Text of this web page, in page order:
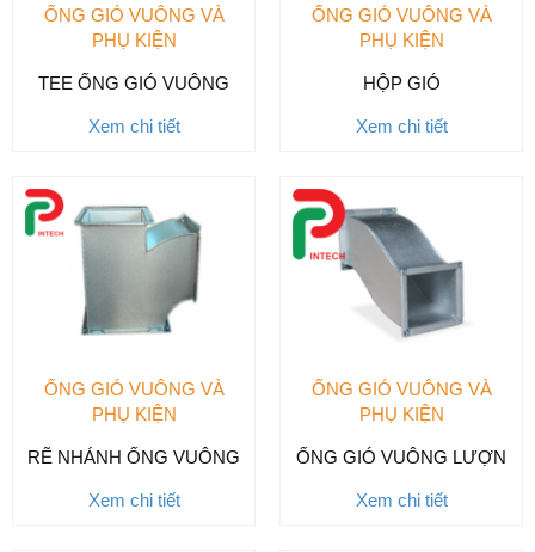
ỐNG GIÓ VUÔNG VÀ
PHỤ KIỆN
TEE ỐNG GIÓ VUÔNG
Xem chi tiết
ỐNG GIÓ VUÔNG VÀ
PHỤ KIỆN
HỘP GIÓ
Xem chi tiết
ỐNG GIÓ VUÔNG VÀ
PHỤ KIỆN
RẼ NHÁNH ỐNG VUÔNG
Xem chi tiết
ỐNG GIÓ VUÔNG VÀ
PHỤ KIỆN
ỐNG GIÓ VUÔNG LƯỢN
Xem chi tiết